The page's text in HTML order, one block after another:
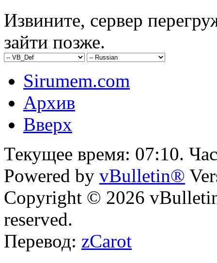
Извините, сервер
зайти позже.
Sirumem.com
Архив
Вверх
Текущее время: 07:10.
Powered by vBulletin®
Copyright © 2026
reserved.
Перевод: zCarot